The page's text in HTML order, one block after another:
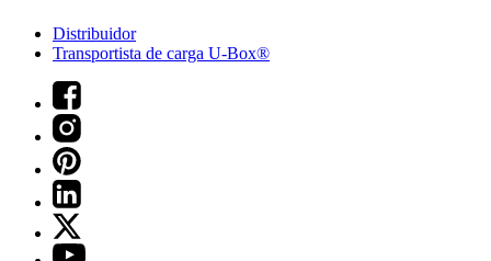
Distribuidor
Transportista de carga U-Box®